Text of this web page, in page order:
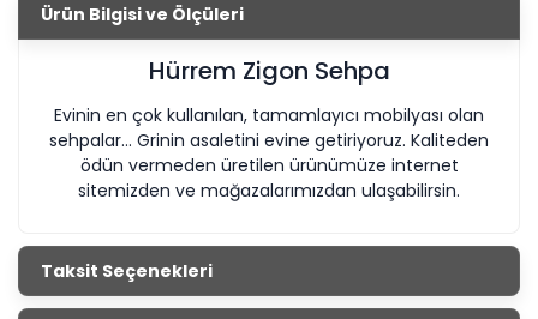
Ürün Bilgisi ve Ölçüleri
Hürrem Zigon Sehpa
Evinin en çok kullanılan, tamamlayıcı mobilyası olan
sehpalar... Grinin asaletini evine getiriyoruz. Kaliteden
ödün vermeden üretilen ürünümüze internet
sitemizden ve mağazalarımızdan ulaşabilirsin.
Taksit Seçenekleri